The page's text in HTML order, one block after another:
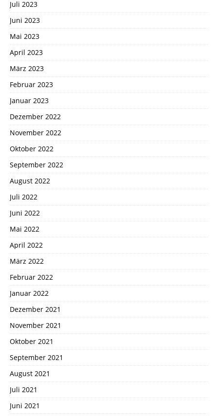
Juli 2023
Juni 2023
Mai 2023
April 2023
März 2023
Februar 2023
Januar 2023
Dezember 2022
November 2022
Oktober 2022
September 2022
August 2022
Juli 2022
Juni 2022
Mai 2022
April 2022
März 2022
Februar 2022
Januar 2022
Dezember 2021
November 2021
Oktober 2021
September 2021
August 2021
Juli 2021
Juni 2021